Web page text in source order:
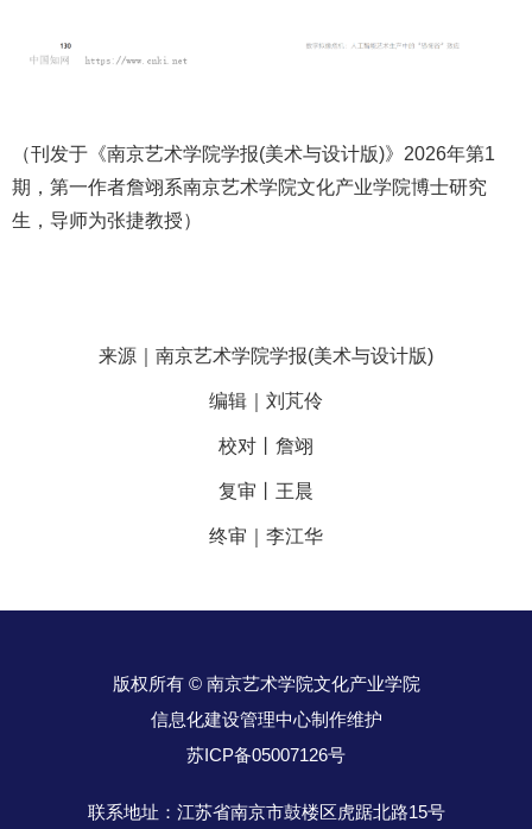
（刊发于《南京艺术学院学报(美术与设计版)》2026年第1
期，第一作者詹翊系南京艺术学院文化产业学院博士研究
生，导师为张捷教授）
来源｜南京艺术学院学报(美术与设计版)
编辑｜刘芃伶
校对丨詹翊
复审丨王晨
终审｜李江华
版权所有 © 南京艺术学院文化产业学院
信息化建设管理中心制作维护
苏ICP备05007126号
联系地址：江苏省南京市鼓楼区虎踞北路15号